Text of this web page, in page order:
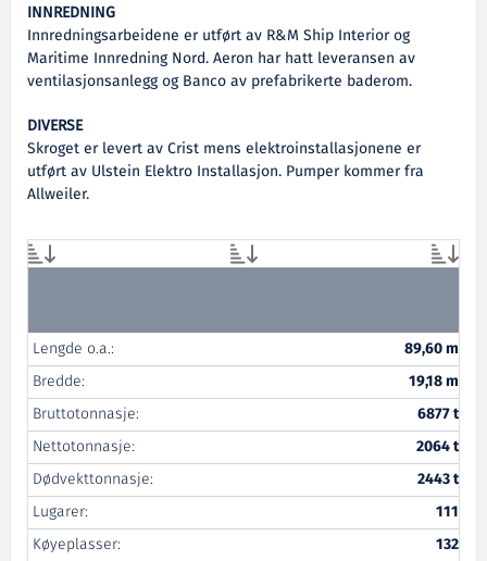
INNREDNING
Innredningsarbeidene er utført av R&M Ship Interior og
Maritime Innredning Nord. Aeron har hatt leveransen av
ventilasjonsanlegg og Banco av prefabrikerte baderom.
DIVERSE
Skroget er levert av Crist mens elektroinstallasjonene er
utført av Ulstein Elektro Installasjon. Pumper kommer fra
Allweiler.
Lengde o.a.:
89,60 m
Bredde:
19,18 m
Bruttotonnasje:
6877 t
Nettotonnasje:
2064 t
Dødvekttonnasje:
2443 t
Lugarer:
111
Køyeplasser:
132